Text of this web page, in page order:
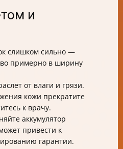
и
слишком сильно —
примерно в ширину
от влаги и грязи.
кожи прекратите
к врачу.
аккумулятор
привести к
гарантии.